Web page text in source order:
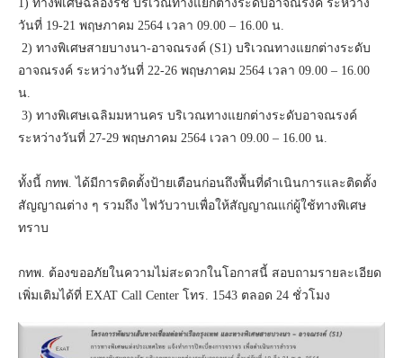
​1) ทางพิเศษฉลองรัช บริเวณทางแยกต่างระดับอาจณรงค์ ระหว่าง
วันที่ 19-21 พฤษภาคม 2564 เวลา 09.00 – 16.00 น.
​ ​2) ทางพิเศษสายบางนา-อาจณรงค์ (S1) บริเวณทางแยกต่างระดับ
อาจณรงค์ ระหว่างวันที่ 22-26 พฤษภาคม 2564 เวลา 09.00 – 16.00
น.
​ ​3) ทางพิเศษเฉลิมมหานคร บริเวณทางแยกต่างระดับอาจณรงค์
ระหว่างวันที่ 27-29 พฤษภาคม 2564 เวลา 09.00 – 16.00 น.
​​ทั้งนี้ กทพ. ได้มีการติดตั้งป้ายเตือนก่อนถึงพื้นที่ดำเนินการและติดตั้ง
สัญญาณต่าง ๆ รวมถึง ไฟวับวาบเพื่อให้สัญญาณแก่ผู้ใช้ทางพิเศษ
ทราบ
​กทพ. ต้องขออภัยในความไม่สะดวกในโอกาสนี้ สอบถามรายละเอียด
เพิ่มเติมได้ที่ EXAT Call Center โทร. 1543 ตลอด 24 ชั่วโมง